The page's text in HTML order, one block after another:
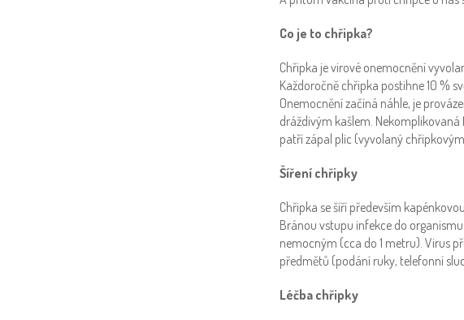
Co je to chřipka?
Chřipka je virové onemocnění
Každoročně chřipka postihne 10 %
Onemocnění začíná náhle, je
dráždivým kašlem.
patří zápal plic (vyvolaný
Šíření chřipky
Chřipka se šíří především
Bránou vstupu infekce do
nemocným (cca do 1 metru). Virus
předmětů (podání ruky, telefonní
Léčba chřipky